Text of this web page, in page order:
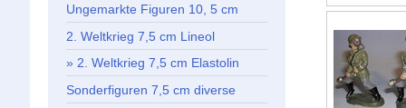
Ungemarkte Figuren 10, 5 cm
2. Weltkrieg 7,5 cm Lineol
2. Weltkrieg 7,5 cm Elastolin
Sonderfiguren 7,5 cm diverse